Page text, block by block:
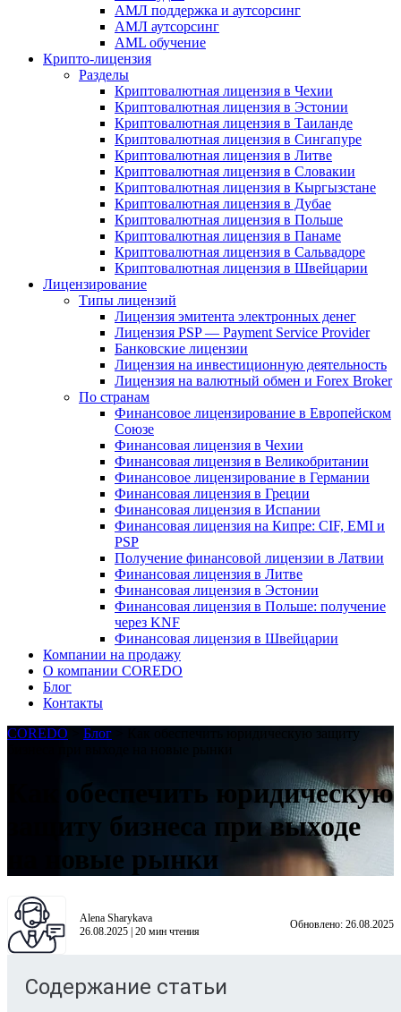
АМЛ поддержка и аутсорсинг
АМЛ аутсорсинг
AML обучение
Крипто-лицензия
Разделы
Криптовалютная лицензия в Чехии
Криптовалютная лицензия в Эстонии
Криптовалютная лицензия в Таиланде
Криптовалютная лицензия в Сингапуре
Криптовалютная лицензия в Литве
Криптовалютная лицензия в Словакии
Криптовалютная лицензия в Кыргызстане
Криптовалютная лицензия в Дубае
Криптовалютная лицензия в Польше
Криптовалютная лицензия в Панаме
Криптовалютная лицензия в Сальвадоре
Криптовалютная лицензия в Швейцарии
Лицензирование
Типы лицензий
Лицензия эмитента электронных денег
Лицензия PSP — Payment Service Provider
Банковские лицензии
Лицензия на инвестиционную деятельность
Лицензия на валютный обмен и Forex Broker
По странам
Финансовое лицензирование в Европейском
Союзе
Финансовая лицензия в Чехии
Финансовая лицензия в Великобритании
Финансовое лицензирование в Германии
Финансовая лицензия в Греции
Финансовая лицензия в Испании
Финансовая лицензия на Кипре: CIF, EMI и
PSP
Получение финансовой лицензии в Латвии
Финансовая лицензия в Литве
Финансовая лицензия в Эстонии
Финансовая лицензия в Польше: получение
через KNF
Финансовая лицензия в Швейцарии
Компании на продажу
О компании COREDO
Блог
Контакты
COREDO
Блог
Как обеспечить юридическую защиту
Как обеспечить юридическую
защиту бизнеса при выходе
на новые рынки
Alena Sharykava
26.08.2025 | 20 мин чтения
Обновлено: 26.08.2025
Содержание статьи